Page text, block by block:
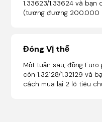
1.33623/1.33624 và
(tương đương 200.000
Đóng Vị thế
Một tuần sau, đồng
còn 1.32128/1.32129 và
cách mua lại 2 lô tiêu